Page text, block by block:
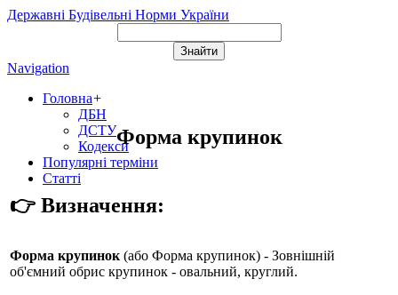
Державні Будівельні Норми України
Navigation
Головна+
ДБН
ДСТУ
Кодекси
Популярні терміни
Статті
Форма крупинок
👉 Визначення:
Форма крупинок (або Форма крупинок) - Зовнішній
об'ємний обрис крупинок - овальний, круглий.